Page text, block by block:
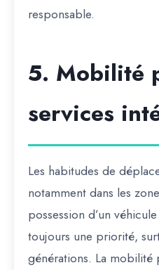
responsable.
5. Mobilité
services
Les habitudes de
notamment dans les
possession d’un
toujours une priorité,
générations. La mobilité